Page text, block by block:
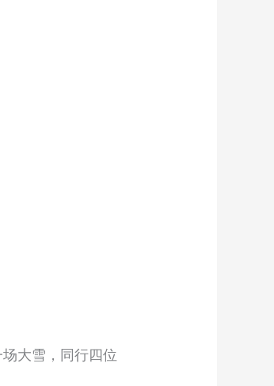
大雪，同行四位